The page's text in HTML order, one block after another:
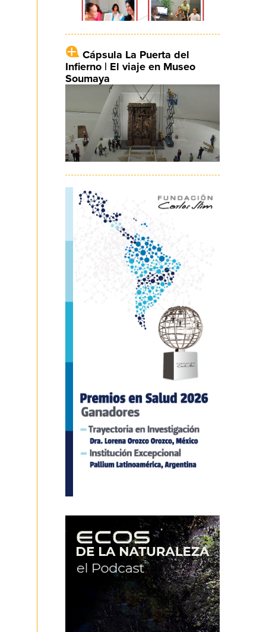
Cápsula La Puerta del
Infierno | El viaje en Museo
Soumaya